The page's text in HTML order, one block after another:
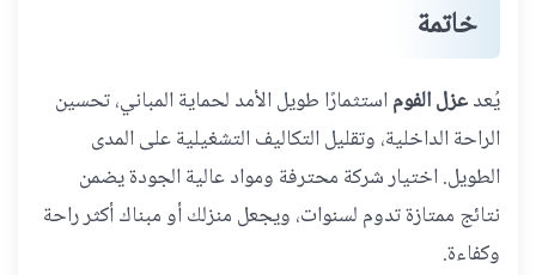
خاتمة
يُعدعزل الفوماستثمارًا طويل الأمد لحماية المباني، تحسين
الراحة الداخلية، وتقليل التكاليف التشغيلية على المدى
الطويل. اختيار شركة محترفة ومواد عالية الجودة يضمن
نتائج ممتازة تدوم لسنوات، ويجعل منزلك أو مبناك أكثر راحة
وكفاءة.